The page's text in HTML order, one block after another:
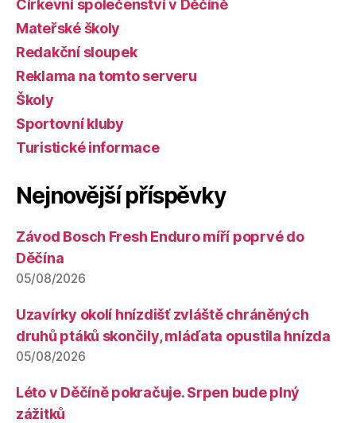
Církevní společenství v Děčíně
Mateřské školy
Redakční sloupek
Reklama na tomto serveru
Školy
Sportovní kluby
Turistické informace
Nejnovější příspěvky
Závod Bosch Fresh Enduro míří poprvé do
Děčína
05/08/2026
Uzavírky okolí hnízdišť zvláště chráněných
druhů ptáků skončily, mláďata opustila hnízda
05/08/2026
Léto v Děčíně pokračuje. Srpen bude plný
zážitků